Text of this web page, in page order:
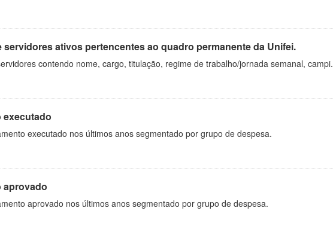
servidores ativos pertencentes ao quadro permanente da Unifei.
contendo nome, cargo, titulação, regime de trabalho/jornada semanal, campi.
executado
executado nos últimos anos segmentado por grupo de despesa.
aprovado
aprovado nos últimos anos segmentado por grupo de despesa.